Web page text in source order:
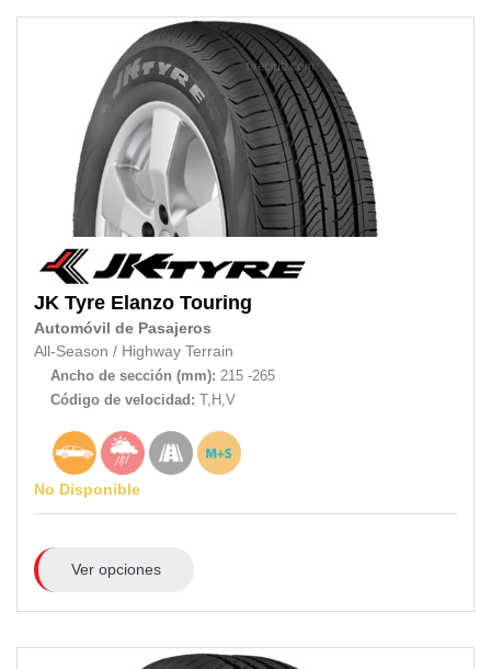
JK Tyre Elanzo Touring
Automóvil de Pasajeros
All-Season / Highway Terrain
Ancho de sección (mm): 215 -265
Código de velocidad: T,H,V
No Disponible
Ver opciones